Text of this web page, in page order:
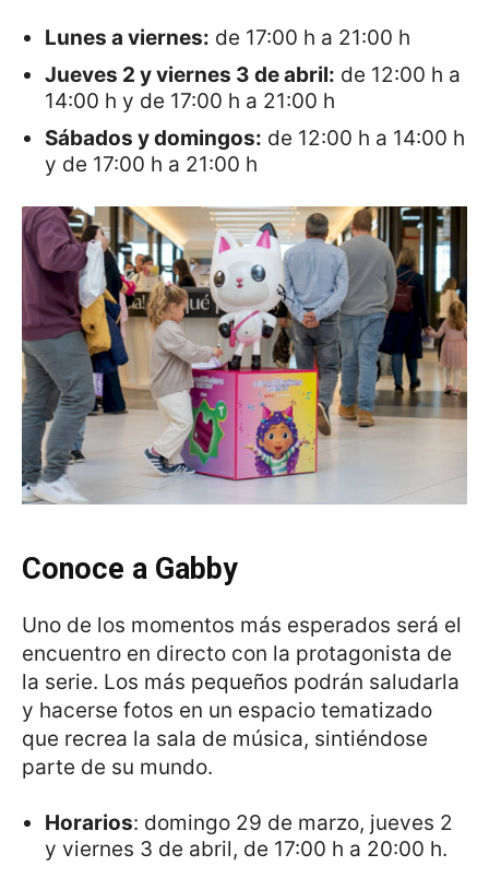
Lunes a viernes: de 17:00 h a 21:00 h
Jueves 2 y viernes 3 de abril: de 12:00 h a
14:00 h y de 17:00 h a 21:00 h
Sábados y domingos: de 12:00 h a 14:00 h
y de 17:00 h a 21:00 h
Conoce a Gabby
Uno de los momentos más esperados será el
encuentro en directo con la protagonista de
la serie. Los más pequeños podrán saludarla
y hacerse fotos en un espacio tematizado
que recrea la sala de música, sintiéndose
parte de su mundo.
Horarios: domingo 29 de marzo, jueves 2
y viernes 3 de abril, de 17:00 h a 20:00 h.